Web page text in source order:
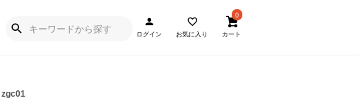
ログイン お気に入り
0
カート
zgc01